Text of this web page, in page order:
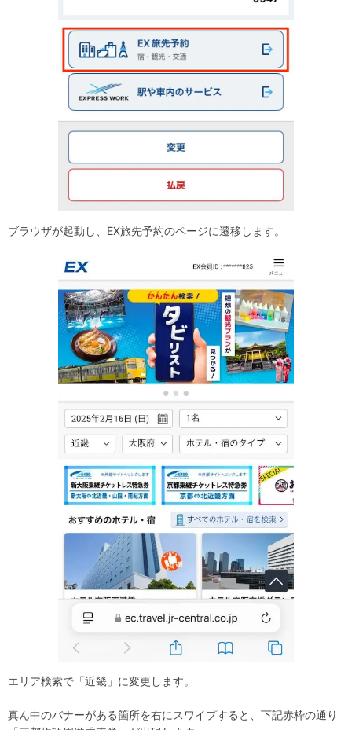
ブラウザが起動し、EX旅先予約のページに遷移します。
エリア検索で「近畿」に変更します。
真ん中のバナーがある箇所を右にスワイプすると、下記赤枠の通り